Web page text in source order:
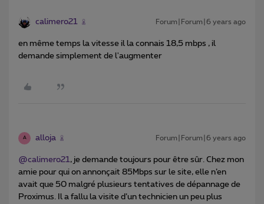
calimero21 Forum|Forum|6 years ago
en même temps la vitesse il la connais 18,5 mbps , il
demande simplement de l'augmenter
A alloja Forum|Forum|6 years ago
@calimero21 , je demande toujours pour être sûr. Chez mon
amie pour qui on annonçait 85Mbps sur le site, elle n’en
avait que 50 malgré plusieurs tentatives de dépannage de
Proximus. Il a fallu la visite d’un technicien un peu plus